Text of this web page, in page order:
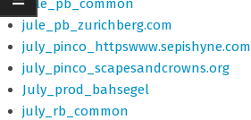
Jule_pb_common
jule_pb_zurichberg.com
july_pinco_httpswww.sepishyne.com
july_pinco_scapesandcrowns.org
July_prod_bahsegel
july_rb_common